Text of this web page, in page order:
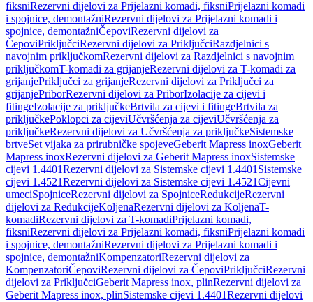
fiksniRezervni dijelovi za Prijelazni komadi, fiksniPrijelazni komadi
i spojnice, demontažniRezervni dijelovi za Prijelazni komadi i
spojnice, demontažniČepoviRezervni dijelovi za
ČepoviPriključciRezervni dijelovi za PriključciRazdjelnici s
navojnim priključkomRezervni dijelovi za Razdjelnici s navojnim
priključkomT-komadi za grijanjeRezervni dijelovi za T-komadi za
grijanjePriključci za grijanjeRezervni dijelovi za Priključci za
grijanjePriborRezervni dijelovi za PriborIzolacije za cijevi i
fitingeIzolacije za priključkeBrtvila za cijevi i fitingeBrtvila za
priključkePoklopci za cijeviUčvršćenja za cijeviUčvršćenja za
priključkeRezervni dijelovi za Učvršćenja za priključkeSistemske
brtveSet vijaka za prirubničke spojeveGeberit Mapress inoxGeberit
Mapress inoxRezervni dijelovi za Geberit Mapress inoxSistemske
cijevi 1.4401Rezervni dijelovi za Sistemske cijevi 1.4401 Sistemske
cijevi 1.4521Rezervni dijelovi za Sistemske cijevi 1.4521Cijevni
umeciSpojniceRezervni dijelovi za SpojniceRedukcijeRezervni
dijelovi za RedukcijeKoljenaRezervni dijelovi za KoljenaT-
komadiRezervni dijelovi za T-komadiPrijelazni komadi,
fiksniRezervni dijelovi za Prijelazni komadi, fiksniPrijelazni komadi
i spojnice, demontažniRezervni dijelovi za Prijelazni komadi i
spojnice, demontažniKompenzatoriRezervni dijelovi za
KompenzatoriČepoviRezervni dijelovi za ČepoviPriključciRezervni
dijelovi za PriključciGeberit Mapress inox, plinRezervni dijelovi za
Geberit Mapress inox, plinSistemske cijevi 1.4401Rezervni dijelovi